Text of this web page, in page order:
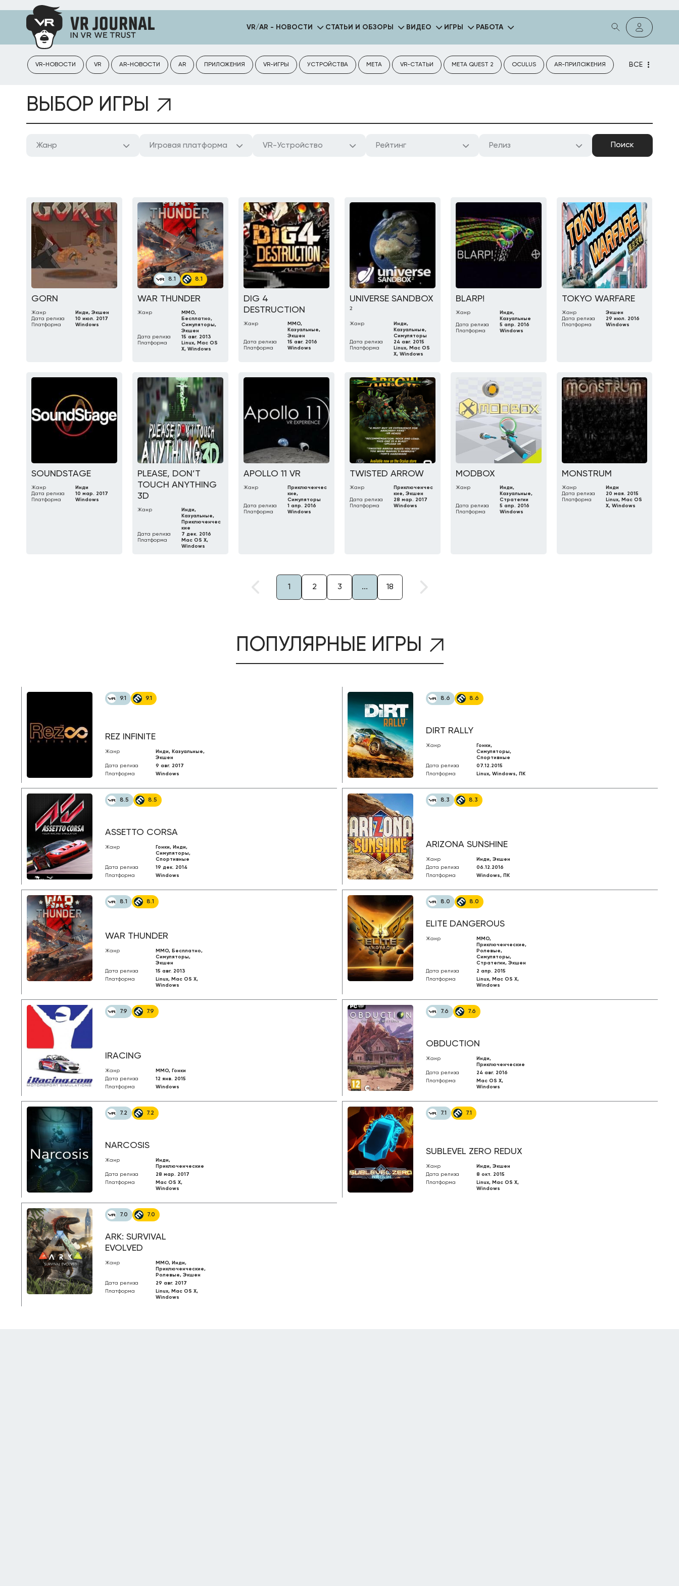
VR/AR - НОВОСТИ СТАТЬИ И ОБЗОРЫ ВИДЕО ИГРЫ РАБОТА
VR-НОВОСТИ VR AR-НОВОСТИ AR ПРИЛОЖЕНИЯ VR-ИГРЫ УСТРОЙСТВА META VR-СТАТЬИ META QUEST 2 OCULUS AR-ПРИЛОЖЕНИЯ ВСЕ
ВЫБОР ИГРЫ
Жанр Игровая платформа VR-Устройство Рейтинг Релиз
GORN
Жанр
Инди, Экшен
Дата релиза
10 июл. 2017
Платформа
Windows
8.1 8.1
WAR THUNDER
Жанр
MMO,
Бесплатно,
Симуляторы,
Экшен
Дата релиза
15 авг. 2013
Платформа
Linux, Mac OS
X, Windows
DIG 4
DESTRUCTION
Жанр
MMO,
Казуальные,
Экшен
Дата релиза
15 авг. 2016
Платформа
Windows
UNIVERSE SANDBOX
²
Жанр
Инди,
Казуальные,
Симуляторы
Дата релиза
24 авг. 2015
Платформа
Linux, Mac OS
X, Windows
BLARP!
Жанр
Инди,
Казуальные
Дата релиза
5 апр. 2016
Платформа
Windows
TOKYO WARFARE
Жанр
Экшен
Дата релиза
29 июл. 2016
Платформа
Windows
SOUNDSTAGE
Жанр
Инди
Дата релиза
10 мар. 2017
Платформа
Windows
PLEASE, DON’T
TOUCH ANYTHING
3D
Жанр
Инди,
Казуальные,
Приключенчес
кие
Дата релиза
7 дек. 2016
Платформа
Mac OS X,
Windows
APOLLO 11 VR
Жанр
Приключенчес
кие,
Симуляторы
Дата релиза
1 апр. 2016
Платформа
Windows
TWISTED ARROW
Жанр
Приключенчес
кие, Экшен
Дата релиза
28 мар. 2017
Платформа
Windows
MODBOX
Жанр
Инди,
Казуальные,
Стратегии
Дата релиза
5 апр. 2016
Платформа
Windows
MONSTRUM
Жанр
Инди
Дата релиза
20 мая. 2015
Платформа
Linux, Mac OS
X, Windows
1 2 3 ... 18
ПОПУЛЯРНЫЕ ИГРЫ
9.1 9.1
REZ INFINITE
Жанр
Инди, Казуальные,
Экшен
Дата релиза
9 авг. 2017
Платформа
Windows
8.6 8.6
DIRT RALLY
Жанр
Гонки,
Симуляторы,
Спортивные
Дата релиза
07.12.2015
Платформа
Linux, Windows, ПК
8.5 8.5
ASSETTO CORSA
Жанр
Гонки, Инди,
Симуляторы,
Спортивные
Дата релиза
19 дек. 2014
Платформа
Windows
8.3 8.3
ARIZONA SUNSHINE
Жанр
Инди, Экшен
Дата релиза
06.12.2016
Платформа
Windows, ПК
8.1 8.1
WAR THUNDER
Жанр
MMO, Бесплатно,
Симуляторы,
Экшен
Дата релиза
15 авг. 2013
Платформа
Linux, Mac OS X,
Windows
8.0 8.0
ELITE DANGEROUS
Жанр
MMO,
Приключенческие,
Ролевые,
Симуляторы,
Стратегии, Экшен
Дата релиза
2 апр. 2015
Платформа
Linux, Mac OS X,
Windows
7.9 7.9
IRACING
Жанр
MMO, Гонки
Дата релиза
12 янв. 2015
Платформа
Windows
7.6 7.6
OBDUCTION
Жанр
Инди,
Приключенческие
Дата релиза
24 авг. 2016
Платформа
Mac OS X,
Windows
7.2 7.2
NARCOSIS
Жанр
Инди,
Приключенческие
Дата релиза
28 мар. 2017
Платформа
Mac OS X,
Windows
7.1 7.1
SUBLEVEL ZERO REDUX
Жанр
Инди, Экшен
Дата релиза
8 окт. 2015
Платформа
Linux, Mac OS X,
Windows
7.0 7.0
ARK: SURVIVAL
EVOLVED
Жанр
MMO, Инди,
Приключенческие,
Ролевые, Экшен
Дата релиза
29 авг. 2017
Платформа
Linux, Mac OS X,
Windows